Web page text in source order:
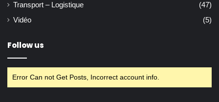
Transport – Logistique
(47)
Vidéo
(5)
Follow us
Error Can not Get Posts, Incorrect account info.